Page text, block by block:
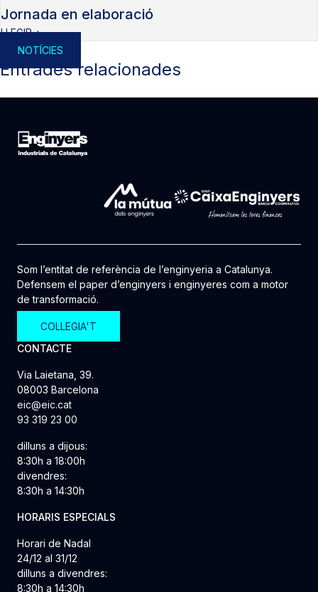
Jornada en elaboració
LLEGIR +
NOTÍCIES
Entrades relacionades
Som l’entitat de referència de l’enginyeria a Catalunya.
Defensem el paper d’enginyers i enginyeres com a motor
de transformació.
COL·LEGIA'T
CONTACTE
Via Laietana, 39.
08003 Barcelona
eic@eic.cat
93 319 23 00
dilluns a dijous:
8:30h a 18:00h
divendres:
8:30h a 14:30h
HORARIS ESPECIALS
Horari de Nadal
24/12 al 31/12
dilluns a divendres:
8:30h a 14:30h